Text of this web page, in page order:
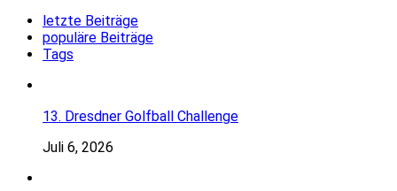
letzte Beiträge
populäre Beiträge
Tags
13. Dresdner Golfball Challenge
Juli 6, 2026